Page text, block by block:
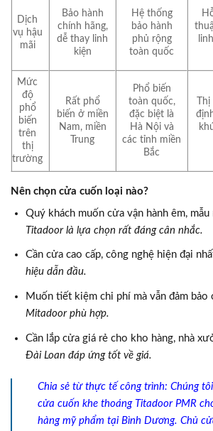
Dịch
vụ hậu
mãi
Bảo hành
chính hãng,
dễ thay linh
kiện
Hệ thống
bảo hành
phủ rộng
toàn quốc
Mức
độ
phổ
biến
trên
thị
trường
Rất phổ
biến ở miền
Nam, miền
Trung
Phổ biến
toàn quốc,
đặc biệt là
Hà Nội và
các tỉnh miền
Bắc
Thị
Nên chọn cửa cuốn loại nào?
Quý khách muốn cửa vận hành êm, mẫu
Titadoor là lựa chọn rất đáng cân nhắc.
Cần cửa cao cấp, công nghệ hiện đại
hiệu dẫn đầu.
Muốn tiết kiệm chi phí mà vẫn đảm bảo
Mitadoor phù hợp.
Cần lắp cửa giá rẻ cho kho hàng, nhà
Đài Loan đáp ứng tốt về giá.
Chia sẻ từ thực tế công trình: Chúng
cửa cuốn khe thoáng Titadoor PMR
hàng mỹ phẩm tại Bình Dương. Chủ